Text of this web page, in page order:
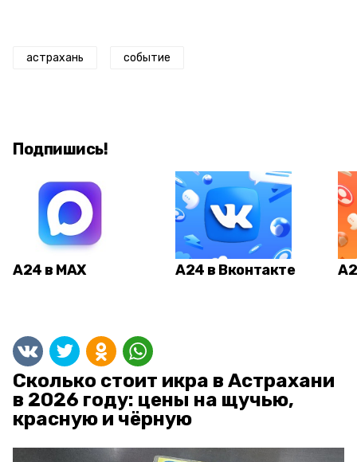
астрахань событие
Подпишись!
А24 в MAX А24 в Вконтакте
Сколько стоит икра в Астрахани
в 2026 году: цены на щучью,
красную и чёрную